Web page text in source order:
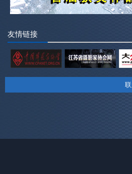
友情链接